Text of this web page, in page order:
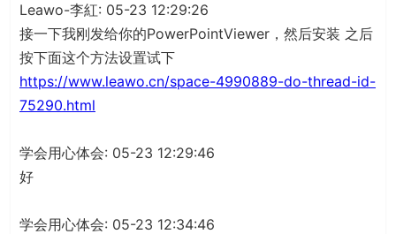
Leawo-李紅: 05-23 12:29:26
接一下我刚发给你的PowerPointViewer，然后安装 之后
按下面这个方法设置试下
https://www.leawo.cn/space-4990889-do-thread-id-
75290.html
学会用心体会: 05-23 12:29:46
好
学会用心体会: 05-23 12:34:46